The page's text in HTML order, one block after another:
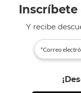
Y recibe